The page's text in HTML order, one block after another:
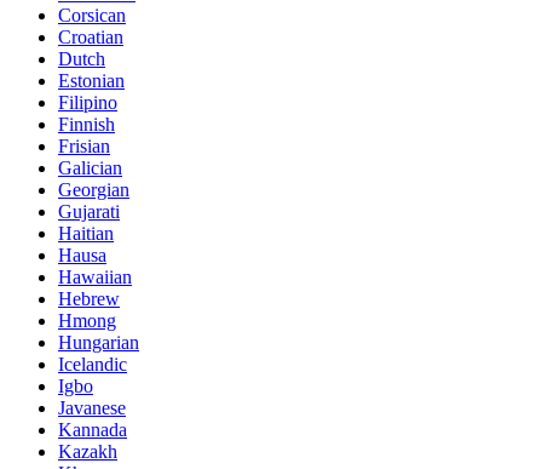
Corsican
Croatian
Dutch
Estonian
Filipino
Finnish
Frisian
Galician
Georgian
Gujarati
Haitian
Hausa
Hawaiian
Hebrew
Hmong
Hungarian
Icelandic
Igbo
Javanese
Kannada
Kazakh